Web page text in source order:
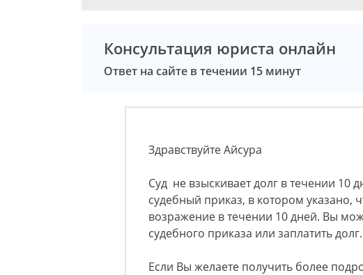
Консультация юриста онлайн
Ответ на сайте в течении 15 минут
Здравствуйте Айсура
Суд не взыскивает долг в течении 10
судебный приказ, в котором указано,
возражение в течении 10 дней. Вы
судебного приказа или заплатить долг.
Если Вы желаете получить более